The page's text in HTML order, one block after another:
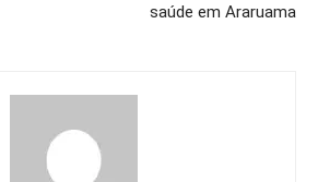
saúde em Araruama